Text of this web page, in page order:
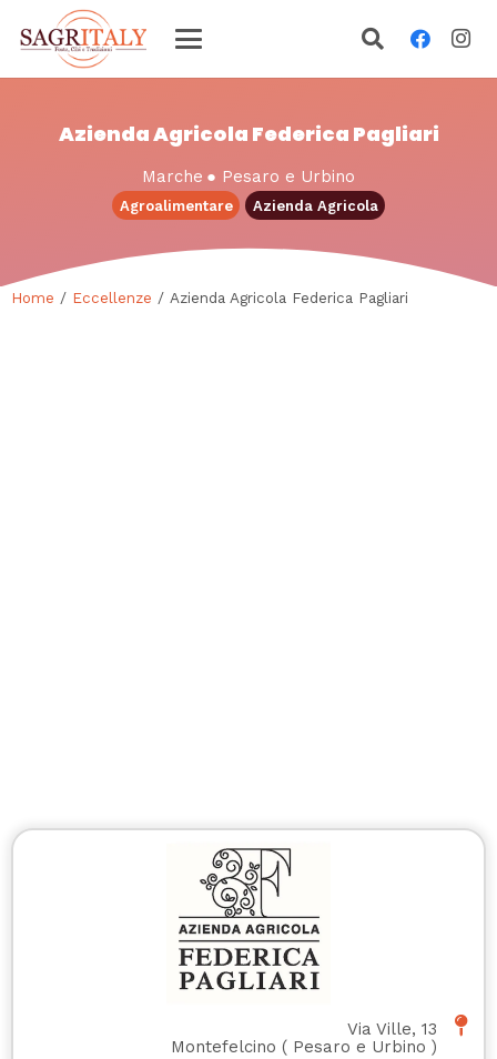
Azienda Agricola Federica Pagliari
Marche ● Pesaro e Urbino
Agroalimentare Azienda Agricola
Home / Eccellenze / Azienda Agricola Federica Pagliari
Via Ville, 13
Montefelcino ( Pesaro e Urbino )